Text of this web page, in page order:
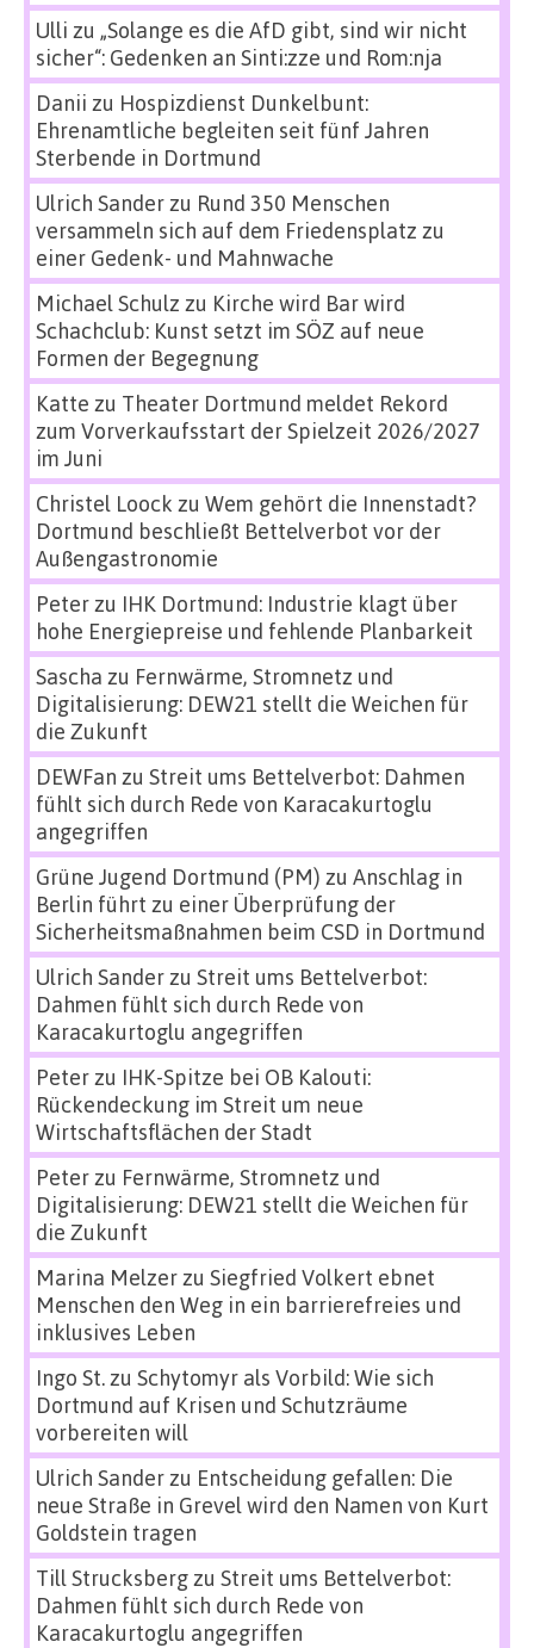
Ulli zu „Solange es die AfD gibt, sind wir nicht
sicher“: Gedenken an Sinti:zze und Rom:nja
Danii zu Hospizdienst Dunkelbunt:
Ehrenamtliche begleiten seit fünf Jahren
Sterbende in Dortmund
Ulrich Sanderzu Rund 350 Menschen
versammeln sich auf dem Friedensplatz zu
einer Gedenk- und Mahnwache
Michael Schulz zu Kirche wird Bar wird
Schachclub: Kunst setzt im SÖZ auf neue
Formen der Begegnung
Katte zu Theater Dortmund meldet Rekord
zum Vorverkaufsstart der Spielzeit 2026/2027
im Juni
Christel Loock zu Wem gehört die Innenstadt?
Dortmund beschließt Bettelverbot vor der
Außengastronomie
Peterzu IHK Dortmund: Industrie klagt über
hohe Energiepreise und fehlende Planbarkeit
Sascha zu Fernwärme, Stromnetz und
Digitalisierung: DEW21 stellt die Weichen für
die Zukunft
DEWFan zu Streit ums Bettelverbot: Dahmen
fühlt sich durch Rede von Karacakurtoglu
angegriffen
Grüne Jugend Dortmund (PM) zu Anschlag in
Berlin führt zu einer Überprüfung der
Sicherheitsmaßnahmen beim CSD in Dortmund
Ulrich Sanderzu Streit ums Bettelverbot:
Dahmen fühlt sich durch Rede von
Karacakurtoglu angegriffen
Peterzu IHK-Spitze bei OB Kalouti:
Rückendeckung im Streit um neue
Wirtschaftsflächen der Stadt
Peterzu Fernwärme, Stromnetz und
Digitalisierung: DEW21 stellt die Weichen für
die Zukunft
Marina Melzerzu Siegfried Volkert ebnet
Menschen den Weg in ein barrierefreies und
inklusives Leben
Ingo St.zu Schytomyr als Vorbild: Wie sich
Dortmund auf Krisen und Schutzräume
vorbereiten will
Ulrich Sanderzu Entscheidung gefallen: Die
neue Straße in Grevel wird den Namen von Kurt
Goldstein tragen
Till Strucksbergzu Streit ums Bettelverbot:
Dahmen fühlt sich durch Rede von
Karacakurtoglu angegriffen